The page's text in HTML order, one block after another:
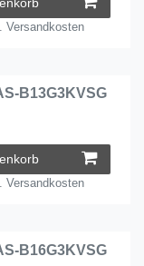
Versandkosten
B13G3KVSG
Versandkosten
B16G3KVSG